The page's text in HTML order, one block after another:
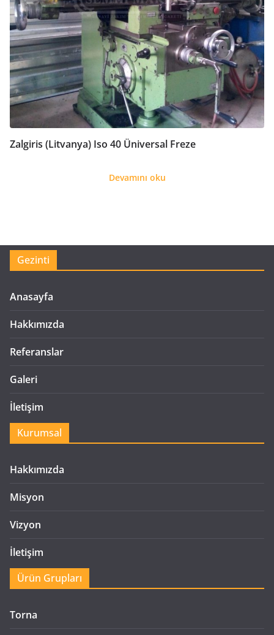
Zalgiris (Litvanya) Iso 40 Üniversal Freze
Devamını oku
Gezinti
Anasayfa
Hakkımızda
Referanslar
Galeri
İletişim
Kurumsal
Hakkımızda
Misyon
Vizyon
İletişim
Ürün Grupları
Torna